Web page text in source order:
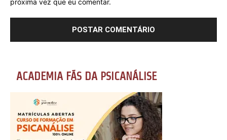
próxima vez que eu comentar.
ACADEMIA FÃS DA PSICANÁLISE